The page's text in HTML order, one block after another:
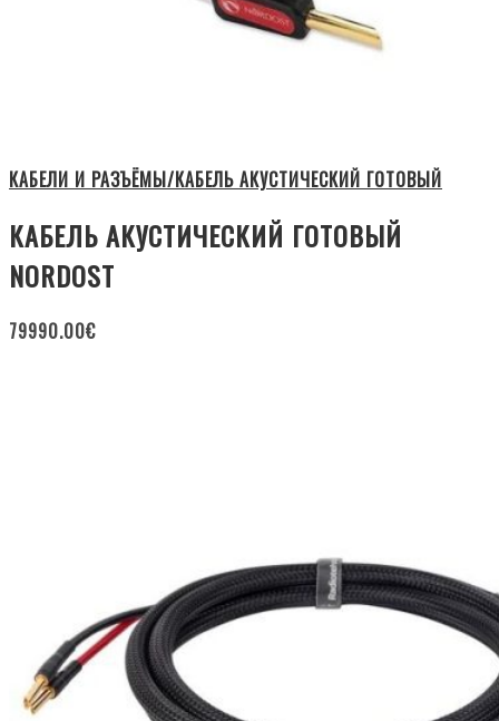
КАБЕЛИ И РАЗЪЁМЫ/КАБЕЛЬ АКУСТИЧЕСКИЙ ГОТОВЫЙ
КАБЕЛЬ АКУСТИЧЕСКИЙ ГОТОВЫЙ
NORDOST
79990.00€